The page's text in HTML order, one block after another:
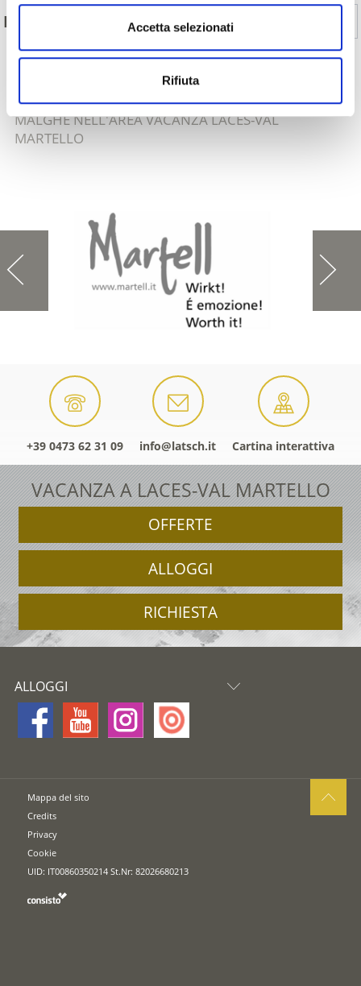
Accetta selezionati
Rifiuta
IL CONTENUTO VI È STATO UTILE?
MALGHE NELL'AREA VACANZA LACES-VAL
MARTELLO
+39 0473 62 31 09 info@latsch.it Cartina interattiva
VACANZA A LACES-VAL MARTELLO
OFFERTE
ALLOGGI
RICHIESTA
ALLOGGI
Mappa del sito
Credits
Privacy
Cookie
UID: IT00860350214 St.Nr: 82026680213